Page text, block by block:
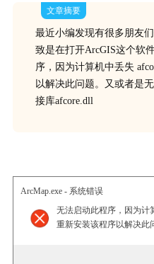
文章摘要
最近小编发现有很多朋友
致是在打开ArcGIS这个软
序，因为计算机中丢失
以解决此问题。又或者是
接库afcore.dll
ArcMap.exe - 系统错误
无法启动此程序，因为计
重新安装该程序以解决此